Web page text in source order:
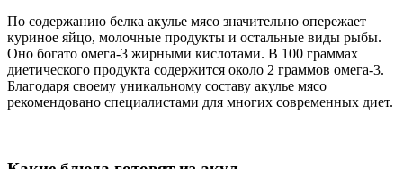
По содержанию белка акулье мясо значительно опережает
куриное яйцо, молочные продукты и остальные виды рыбы.
Оно богато омега-3 жирными кислотами. В 100 граммах
диетического продукта содержится около 2 граммов омега-3.
Благодаря своему уникальному составу акулье мясо
рекомендовано специалистами для многих современных диет.